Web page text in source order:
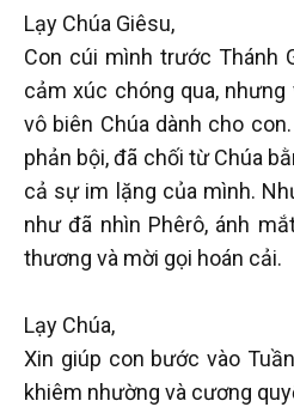
Lạy Chúa Giêsu,
Con cúi mình trước Thánh
cảm xúc chóng qua,
vô biên Chúa dành cho
phản bội, đã chối từ Chúa
cả sự im lặng của mình.
như đã nhìn Phêrô, ánh
thương và mời gọi hoán cải.
Lạy Chúa,
Xin giúp con bước vào
khiêm nhường và cương